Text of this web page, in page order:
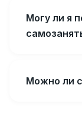
Могу ли я
Можно ли